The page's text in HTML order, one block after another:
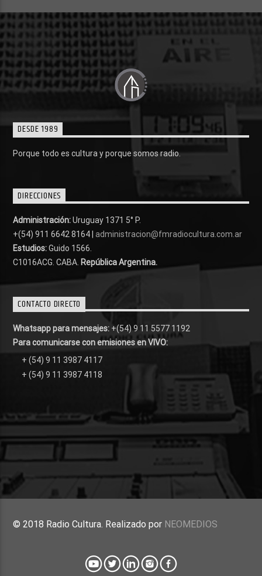
DESDE 1989
Porque todo es cultura y porque somos radio.
DIRECCIONES
Administración:Uruguay 1371 5° P.
+(54) 911 6642 8164 | administracion@fmradiocultura.com.ar
Estudios:Guido 1566.
C1016ACG . CABA. República Argentina.
CONTACTO DIRECTO
Whatsapp para mensajes: +(54) 9 11 5577 1192
Para comunicarse con emisiones en VIVO:
+ (54) 9 11 3987 4117
+ (54) 9 11 3987 4118
© 2018 Radio Cultura. Realizado por NEOMEDIOS